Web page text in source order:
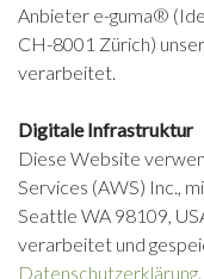
Anbieter e-guma®
CH-8001 Zürich)
verarbeitet.
Digitale Infrastruktur
Diese Website
Services (AWS) Inc.,
Seattle WA 98109,
verarbeitet und
Datenschutzerklärung,